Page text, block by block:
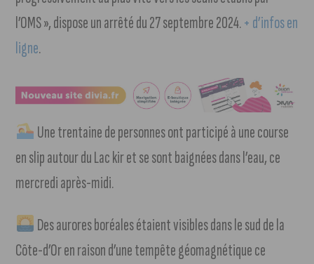
l’OMS », dispose un arrêté du 27 septembre 2024.+ d’infos en
ligne.
Une trentaine de personnes ont participé à une course
en slip autour du Lac kir et se sont baignées dans l’eau, ce
mercredi après-midi.
Des aurores boréales étaient visibles dans le sud de la
Côte-d’Or en raison d’une tempête géomagnétique ce